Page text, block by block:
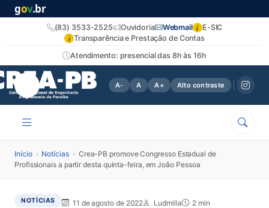
gov.br
Atendimento: presencial das 8h às 16h
(83) 3533-2525 Ouvidoria Webmail i E-SIC
i Transparência e Prestação de Contas
A- A A+ Alto contraste
Início › Notícias › Crea-PB promove Congresso Estadual de
Profissionais a partir desta quinta-feira, em João Pessoa
NOTÍCIAS 11 de agosto de 2022 Ludmilla 2 min